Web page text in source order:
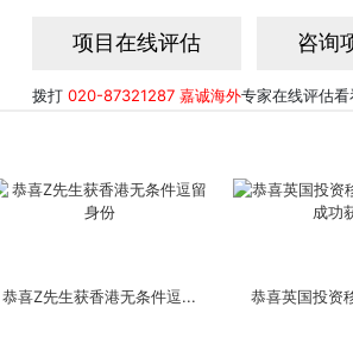
项目在线评估 咨询
拨打 020-87321287 嘉诚海外专家在线评估
恭喜Z先生获香港无条件逗... 恭喜英国投资